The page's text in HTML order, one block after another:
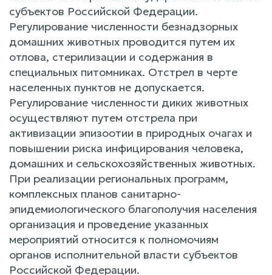
субъектов Российской Федерации.
Регулирование численности безнадзорных
домашних животных проводится путем их
отлова, стерилизации и содержания в
специальных питомниках. Отстрел в черте
населенных пунктов не допускается.
Регулирование численности диких животных
осуществляют путем отстрела при
активизации эпизоотии в природных очагах и
повышении риска инфицирования человека,
домашних и сельскохозяйственных животных.
При реализации региональных программ,
комплексных планов санитарно-
эпидемиологического благополучия населения
организация и проведение указанных
мероприятий относится к полномочиям
органов исполнительной власти субъектов
Российской Федерации.